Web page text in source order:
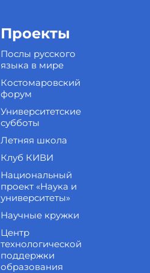
Проекты
Послы русского
языка в мире
Костомаровский
форум
Университетские
субботы
Летняя школа
Клуб КИВИ
Национальный
проект «Наука и
университеты»
Научные кружки
Центр
технологической
поддержки
образования